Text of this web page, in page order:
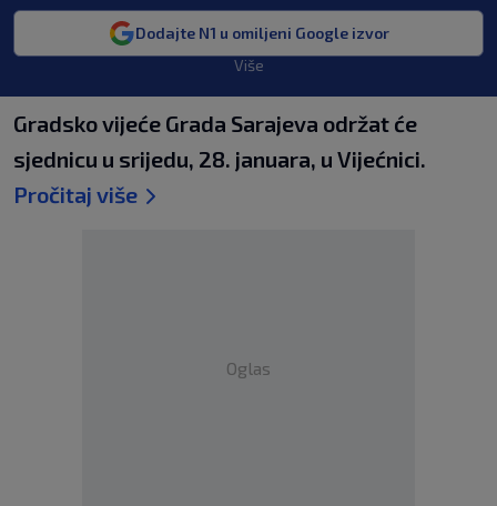
Dodajte N1 u omiljeni Google izvor
Više
Gradsko vijeće Grada Sarajeva održat će
sjednicu u srijedu, 28. januara, u Vijećnici.
Pročitaj više
Oglas